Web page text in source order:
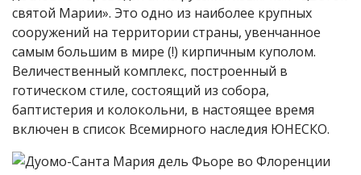
святой Марии». Это одно из наиболее крупных
сооружений на территории страны, увенчанное
самым большим в мире (!) кирпичным куполом.
Величественный комплекс, построенный в
готическом стиле, состоящий из собора,
баптистерия и колокольни, в настоящее время
включен в список Всемирного наследия ЮНЕСКО.